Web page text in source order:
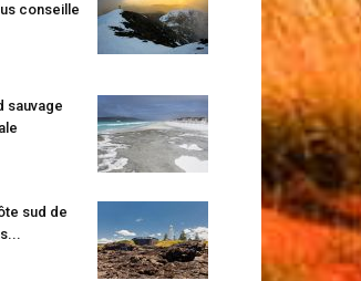
conseille
sauvage
sud de